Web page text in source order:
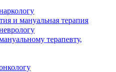
и мануальная терапия
терапевту,